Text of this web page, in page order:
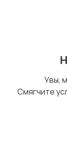
инструменты
Увы,
Смягчите